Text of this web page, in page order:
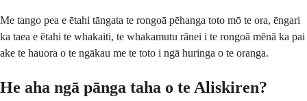
Me tango pea e ētahi tāngata te rongoā pēhanga toto mō te ora, ēngari
ka taea e ētahi te whakaiti, te whakamutu rānei i te rongoā mēnā ka pai
ake te hauora o te ngākau me te toto i ngā huringa o te oranga.
He aha ngā pānga taha o te Aliskiren?